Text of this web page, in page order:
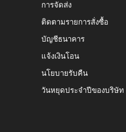
การจัดส่ง
ติดตามรายการสั่งซื้อ
บัญชีธนาคาร
แจ้งเงินโอน
นโยบายรับคืน
วันหยุดประจำปีของบริษัท